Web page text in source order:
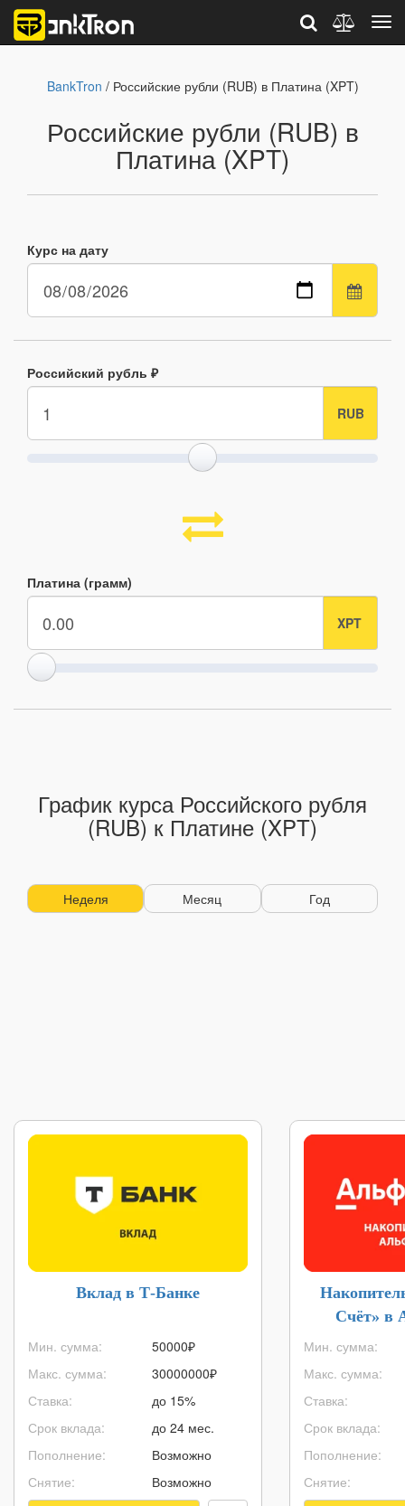
BankTron / Российские рубли (RUB) в Платина (XPT)
Российские рубли (RUB) в
Платина (XPT)
Курс на дату
Российский рубль ₽
Платина (грамм)
График курса Российского рубля
(RUB) к Платине (XPT)
Неделя Месяц Год
Вклад в Т-Банке
Мин. сумма:
Макс. сумма:
Ставка:
Срок вклада:
Пополнение:
Снятие:
50000₽
30000000₽
до 15%
до 24 мес.
Возможно
Возможно
Счёт» в
Мин. сумма:
Макс. сумма:
Ставка:
Срок вклада:
Пополнение:
Снятие: